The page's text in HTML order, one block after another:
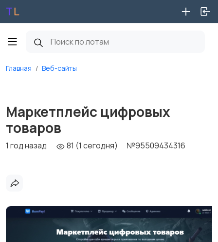
Главная Веб-сайты
Маркетплейс цифровых
товаров
1 год назад 81 (1 сегодня) №95509434316